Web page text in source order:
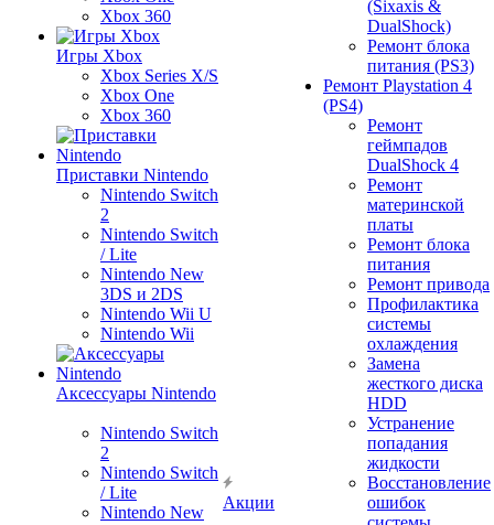
Xbox 360
Игры Xbox
Xbox Series X/S
Xbox One
Xbox 360
Приставки Nintendo
Nintendo Switch
2
Nintendo Switch
/ Lite
Nintendo New
3DS и 2DS
Nintendo Wii U
Nintendo Wii
Аксессуары Nintendo
Nintendo Switch
2
Nintendo Switch
/ Lite
Nintendo New
Акции
(Sixaxis &
DualShock)
Ремонт блока
питания (PS3)
Ремонт Playstation 4
(PS4)
Ремонт
геймпадов
DualShock 4
Ремонт
материнской
платы
Ремонт блока
питания
Ремонт привода
Профилактика
системы
охлаждения
Замена
жесткого диска
HDD
Устранение
попадания
жидкости
Восстановление
ошибок